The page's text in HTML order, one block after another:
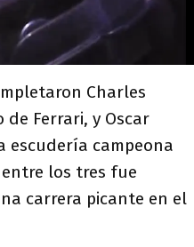
Charles
Ferrari, y Oscar
escudería campeona
los tres fue
carrera picante en el